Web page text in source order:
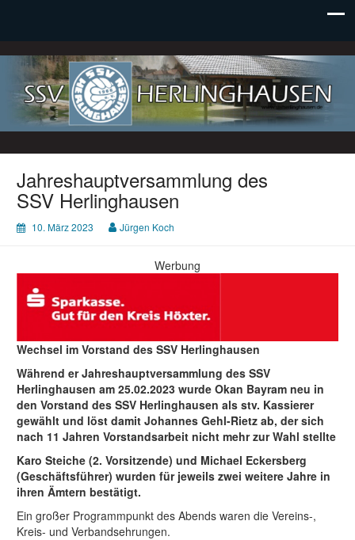
SSV Herlinghausen e. V.
Jahreshauptversammlung des
SSV Herlinghausen
10. März 2023 Jürgen Koch
Werbung
Wechsel im Vorstand des SSV Herlinghausen
Während er Jahreshauptversammlung des SSV
Herlinghausen am 25.02.2023 wurde Okan Bayram neu in
den Vorstand des SSV Herlinghausen als stv. Kassierer
gewählt und löst damit Johannes Gehl-Rietz ab, der sich
nach 11 Jahren Vorstandsarbeit nicht mehr zur Wahl stellte
Karo Steiche (2. Vorsitzende) und Michael Eckersberg
(Geschäftsführer) wurden für jeweils zwei weitere Jahre in
ihren Ämtern bestätigt.
Ein großer Programmpunkt des Abends waren die Vereins-,
Kreis- und Verbandsehrungen.